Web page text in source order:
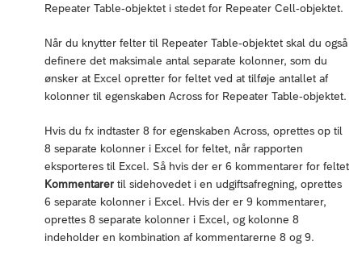
Repeater Table-objektet i stedet for Repeater Cell-objektet.
Når du knytter felter til Repeater Table-objektet skal du også
definere det maksimale antal separate kolonner, som du
ønsker at Excel opretter for feltet ved at tilføje antallet af
kolonner til egenskaben Across for Repeater Table-objektet.
Hvis du fx indtaster 8 for egenskaben Across, oprettes op til
8 separate kolonner i Excel for feltet, når rapporten
eksporteres til Excel. Så hvis der er 6 kommentarer for feltet
Kommentarer til sidehovedet i en udgiftsafregning, oprettes
6 separate kolonner i Excel. Hvis der er 9 kommentarer,
oprettes 8 separate kolonner i Excel, og kolonne 8
indeholder en kombination af kommentarerne 8 og 9.